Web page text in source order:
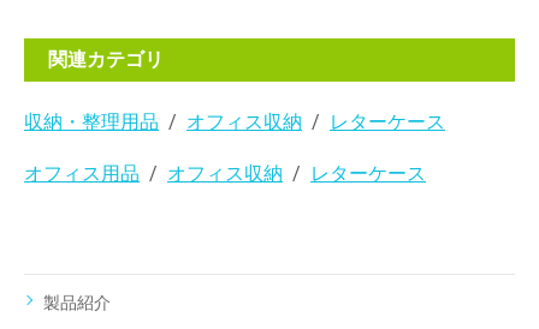
関連カテゴリ
収納・整理用品 オフィス収納 レターケース
オフィス用品 オフィス収納 レターケース
製品紹介